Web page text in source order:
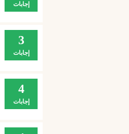
إجابات
3
إجابات
4
إجابات